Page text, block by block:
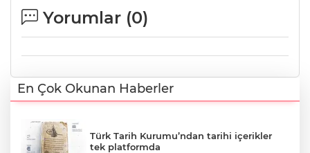
Yorumlar (0)
En Çok Okunan Haberler
Türk Tarih Kurumu’ndan tarihi içerikler
tek platformda